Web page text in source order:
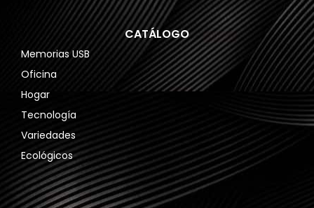
CATÁLOGO
Memorias USB
Oficina
Hogar
Tecnología
Variedades
Ecológicos